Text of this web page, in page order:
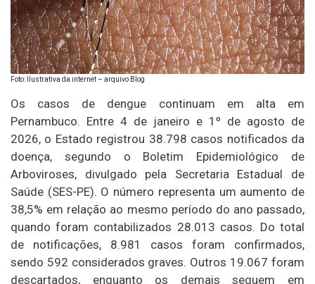
Foto: Ilustrativa da internet – arquivo Blog
Os casos de dengue continuam em alta em
Pernambuco. Entre 4 de janeiro e 1º de agosto de
2026, o Estado registrou 38.798 casos notificados da
doença, segundo o Boletim Epidemiológico de
Arboviroses, divulgado pela Secretaria Estadual de
Saúde (SES-PE). O número representa um aumento de
38,5% em relação ao mesmo período do ano passado,
quando foram contabilizados 28.013 casos. Do total
de notificações, 8.981 casos foram confirmados,
sendo 592 considerados graves. Outros 19.067 foram
descartados, enquanto os demais seguem em